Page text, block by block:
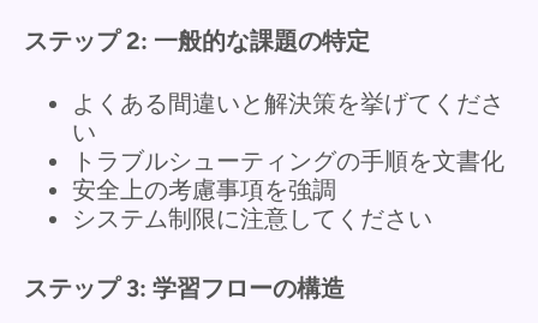
ステップ 2: 一般的な課題の特定
よくある間違いと解決策を挙げてくださ
い
トラブルシューティングの手順を文書化
安全上の考慮事項を強調
システム制限に注意してください
ステップ 3: 学習フローの構造